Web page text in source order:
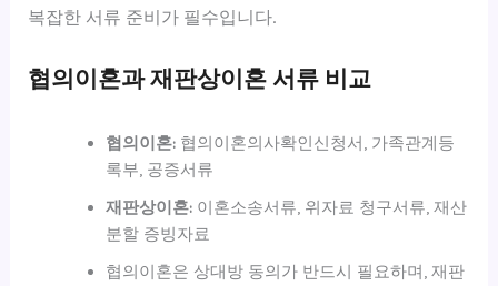
복잡한 서류 준비가 필수입니다.
협의이혼과 재판상이혼 서류 비교
협의이혼:협의이혼의사확인신청서, 가족관계등
록부, 공증서류
재판상이혼:이혼소송서류, 위자료 청구서류, 재산
분할 증빙자료
협의이혼은 상대방 동의가 반드시 필요하며, 재판